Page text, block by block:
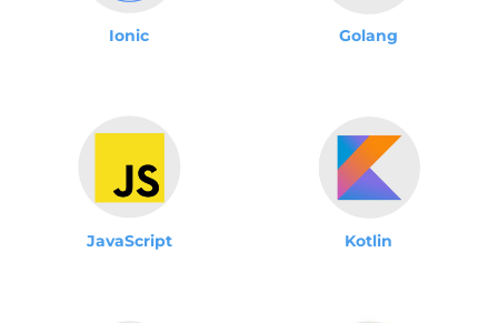
Ionic Golang
JavaScript Kotlin